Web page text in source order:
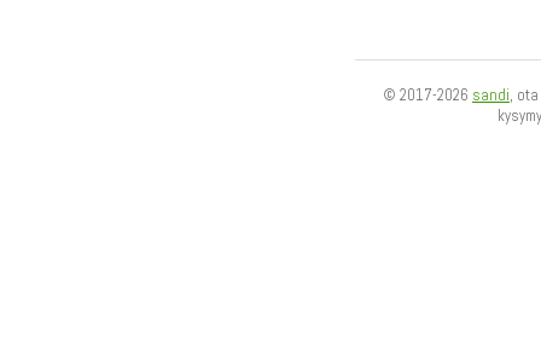
© 2017-2026 sandi,